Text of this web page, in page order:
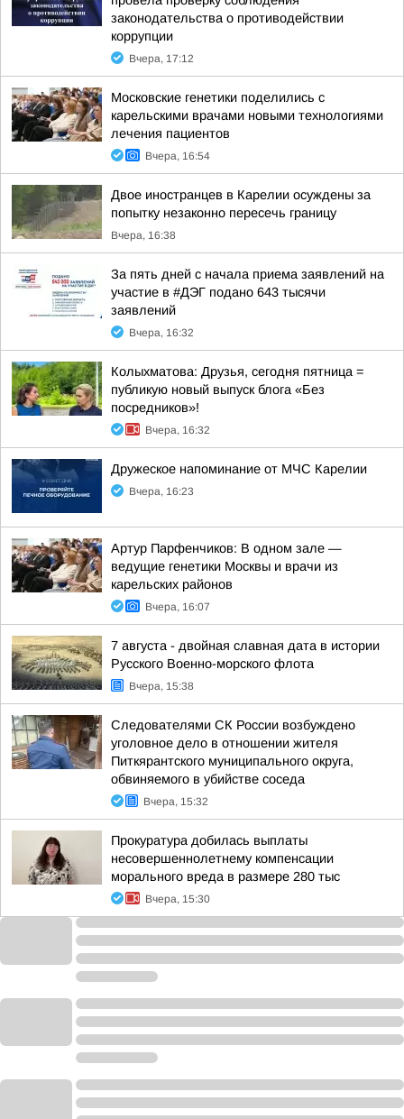
законодательства о противодействии
коррупции
Вчера, 17:12
Московские генетики поделились с
карельскими врачами новыми технологиями
лечения пациентов
Вчера, 16:54
Двое иностранцев в Карелии осуждены за
попытку незаконно пересечь границу
Вчера, 16:38
За пять дней с начала приема заявлений на
участие в #ДЭГ подано 643 тысячи
заявлений
Вчера, 16:32
Колыхматова: Друзья, сегодня пятница =
публикую новый выпуск блога «Без
посредников»!
Вчера, 16:32
Дружеское напоминание от МЧС Карелии
Вчера, 16:23
Артур Парфенчиков: В одном зале —
ведущие генетики Москвы и врачи из
карельских районов
Вчера, 16:07
7 августа - двойная славная дата в истории
Русского Военно-морского флота
Вчера, 15:38
Следователями СК России возбуждено
уголовное дело в отношении жителя
Питкярантского муниципального округа,
обвиняемого в убийстве соседа
Вчера, 15:32
Прокуратура добилась выплаты
несовершеннолетнему компенсации
морального вреда в размере 280 тыс
Вчера, 15:30